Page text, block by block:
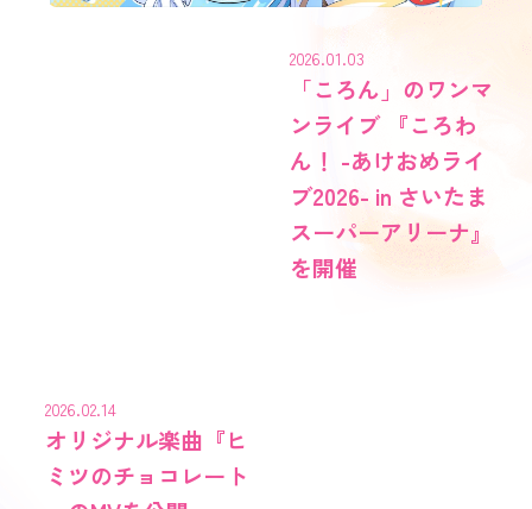
2026.01.03
「ころん」のワンマ
ンライブ 『ころわ
ん！ -あけおめライ
ブ2026- in さいたま
スーパーアリーナ』
を開催
2026.02.14
オリジナル楽曲『ヒ
ミツのチョコレート